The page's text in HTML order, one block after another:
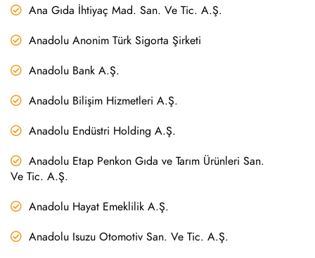
Ana Gıda İhtiyaç Mad. San. Ve Tic. A.Ş.
Anadolu Anonim Türk Sigorta Şirketi
Anadolu Bank A.Ş.
Anadolu Bilişim Hizmetleri A.Ş.
Anadolu Endüstri Holding A.Ş.
Anadolu Etap Penkon Gıda ve Tarım Ürünleri San.
Ve Tic. A.Ş.
Anadolu Hayat Emeklilik A.Ş.
Anadolu Isuzu Otomotiv San. Ve Tic. A.Ş.